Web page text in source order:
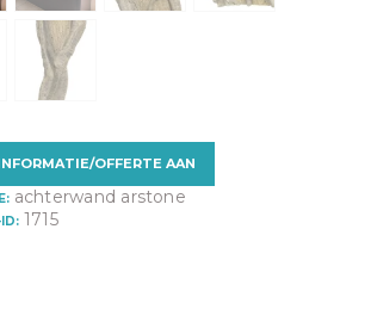
OFFERTE AAN
achterwand arstone
1715